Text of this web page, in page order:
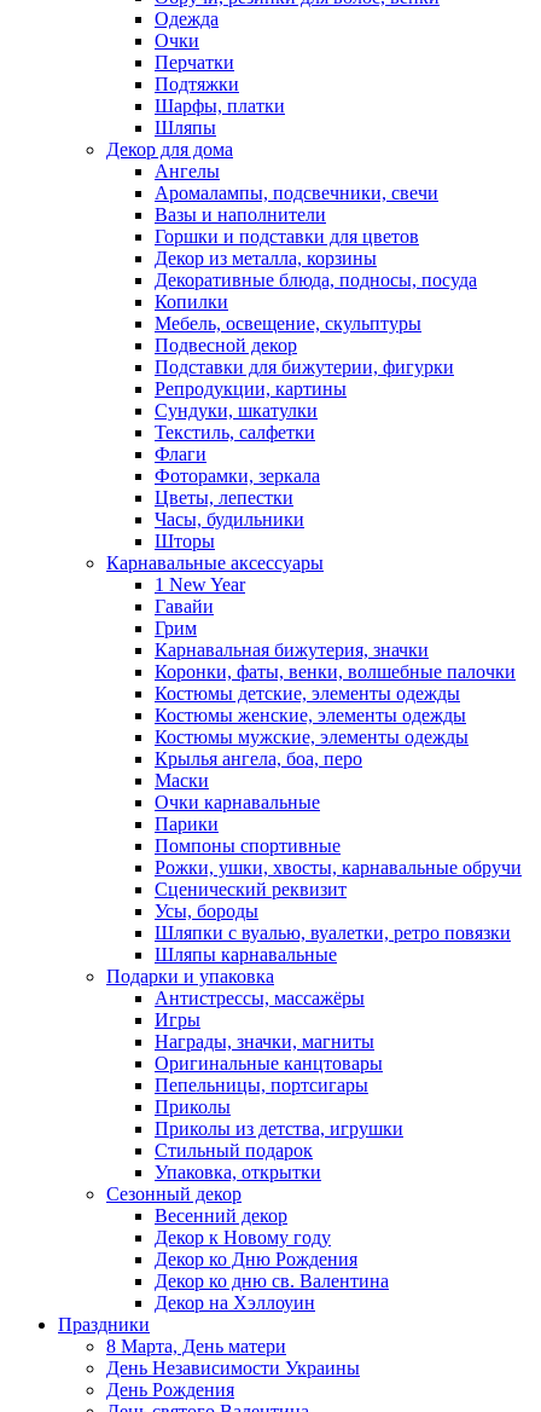
Одежда
Очки
Перчатки
Подтяжки
Шарфы, платки
Шляпы
Декор для дома
Ангелы
Аромалампы, подсвечники, свечи
Вазы и наполнители
Горшки и подставки для цветов
Декор из металла, корзины
Декоративные блюда, подносы, посуда
Копилки
Мебель, освещение, скульптуры
Подвесной декор
Подставки для бижутерии, фигурки
Репродукции, картины
Сундуки, шкатулки
Текстиль, салфетки
Флаги
Фоторамки, зеркала
Цветы, лепестки
Часы, будильники
Шторы
Карнавальные аксессуары
1 New Year
Гавайи
Грим
Карнавальная бижутерия, значки
Коронки, фаты, венки, волшебные палочки
Костюмы детские, элементы одежды
Костюмы женские, элементы одежды
Костюмы мужские, элементы одежды
Крылья ангела, боа, перо
Маски
Очки карнавальные
Парики
Помпоны спортивные
Рожки, ушки, хвосты, карнавальные обручи
Сценический реквизит
Усы, бороды
Шляпки с вуалью, вуалетки, ретро повязки
Шляпы карнавальные
Подарки и упаковка
Антистрессы, массажёры
Игры
Награды, значки, магниты
Оригинальные канцтовары
Пепельницы, портсигары
Приколы
Приколы из детства, игрушки
Стильный подарок
Упаковка, открытки
Сезонный декор
Весенний декор
Декор к Новому году
Декор ко Дню Рождения
Декор ко дню св. Валентина
Декор на Хэллоуин
Праздники
8 Марта, День матери
День Независимости Украины
День Рождения